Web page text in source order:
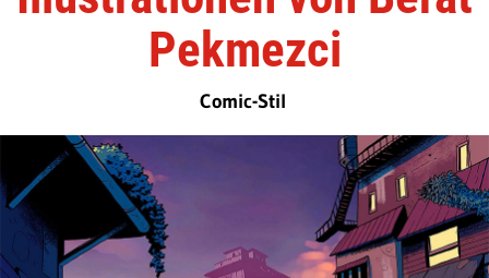
Pekmezci
Comic-Stil